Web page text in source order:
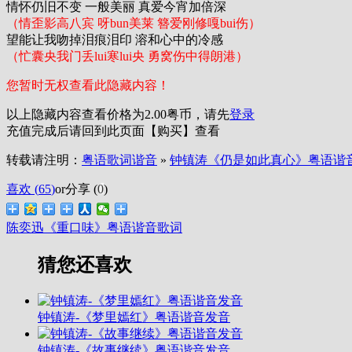
情怀仍旧不变 一般美丽 真爱今宵加倍深
（情歪影高八宾 呀bun美莱 簪爱刚修嘎bui伤）
望能让我吻掉泪痕泪印 溶和心中的冷感
（忙囊央我门丢lui寒lui央 勇窝伤中得朗港）
您暂时无权查看此隐藏内容！
以上隐藏内容查看价格为2.00粤币，请先登录
充值完成后请回到此页面【购买】查看
转载请注明： 粤语歌词谐音 » 钟镇涛《仍是如此真心》粤语谐
喜欢 (65)or分享 (0)
陈奕迅《重口味》粤语谐音歌词
猜您还喜欢
钟镇涛-《梦里嫣红》粤语谐音发音